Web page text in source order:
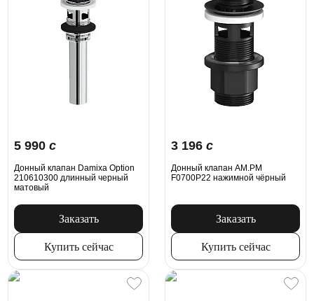
5 990 c
Донный клапан Damixa Option
210610300 длинный черный
матовый
Заказать
Купить сейчас
3 196 c
Донный клапан AM.PM
F0700P22 нажимной чёрный
Заказать
Купить сейчас